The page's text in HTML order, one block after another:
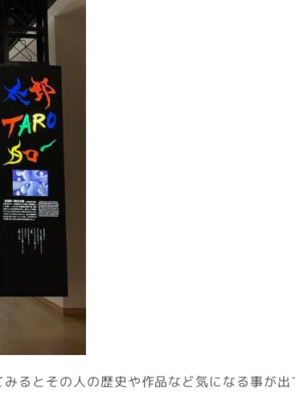
るとその人の歴史や作品など気になる事が